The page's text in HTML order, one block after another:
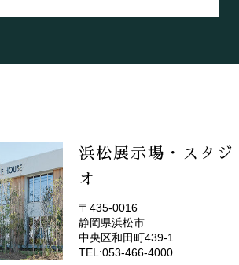
浜松展示場・スタジ
オ
(EMOTOP浜松)
〒435-0016
静岡県浜松市
中央区和田町439-1
TEL:053-466-4000